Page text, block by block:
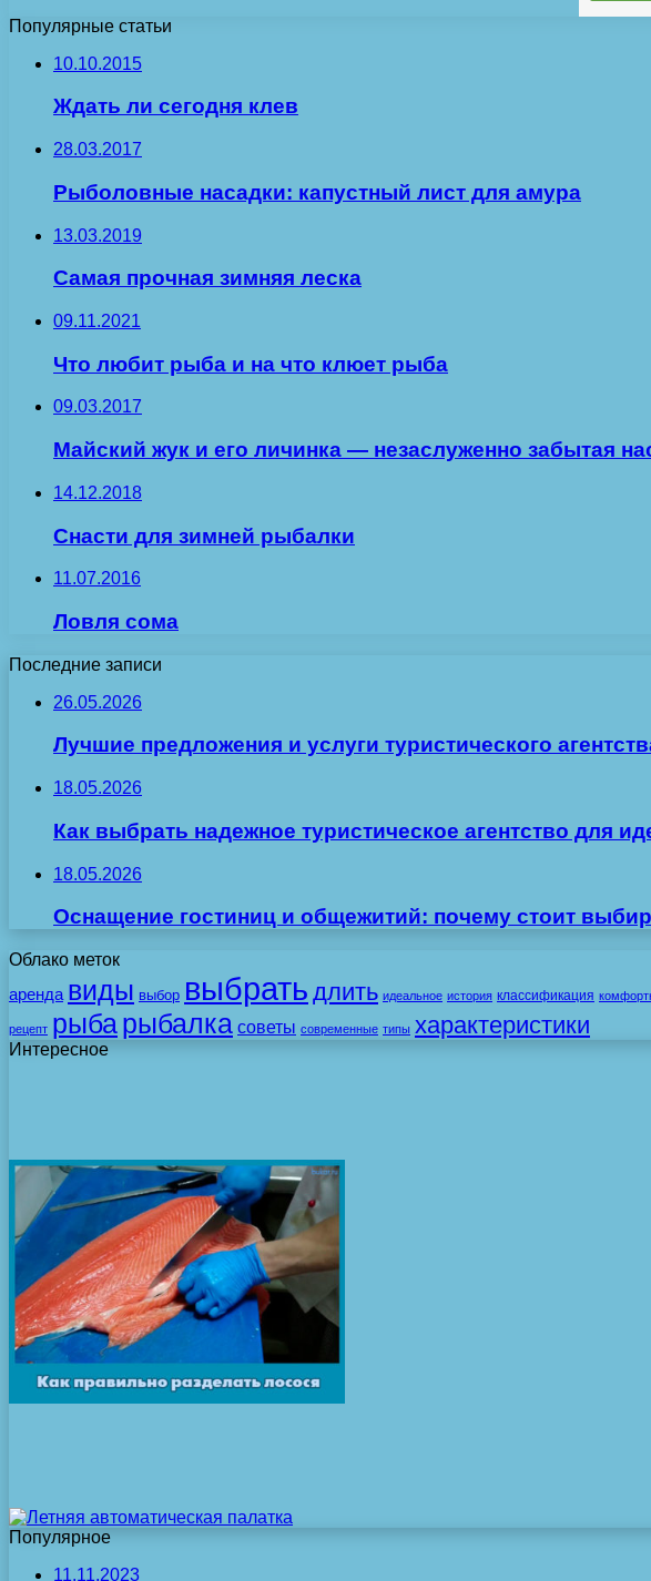
Популярные статьи
10.10.2015
Ждать ли сегодня клев
28.03.2017
Рыболовные насадки: капустный лист для амура
13.03.2019
Самая прочная зимняя леска
09.11.2021
Что любит рыба и на что клюет рыба
09.03.2017
Майский жук и его личинка — незаслуженно забытая
14.12.2018
Снасти для зимней рыбалки
11.07.2016
Ловля сома
Последние записи
26.05.2026
Лучшие предложения и услуги туристического
18.05.2026
Как выбрать надежное туристическое агентство для
18.05.2026
Оснащение гостиниц и общежитий: почему стоит
Облако меток
аренда виды выбор выбрать длить идеальное история классификация
рецепт рыбарыбалка советы современные типы характеристики
Интересное
Популярное
11.11.2023